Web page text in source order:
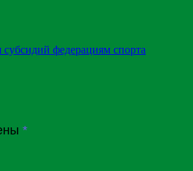
федерациям спорта
*